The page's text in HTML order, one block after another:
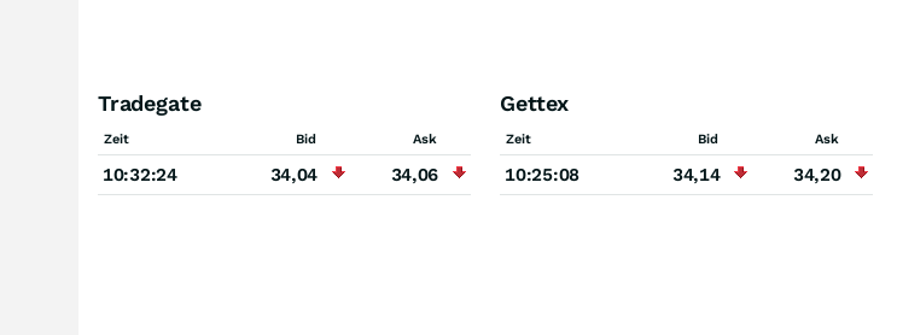
Tradegate
Zeit Bid Ask
10:32:24 34,04 34,06
Gettex
Zeit Bid Ask
10:25:08 34,14 34,20